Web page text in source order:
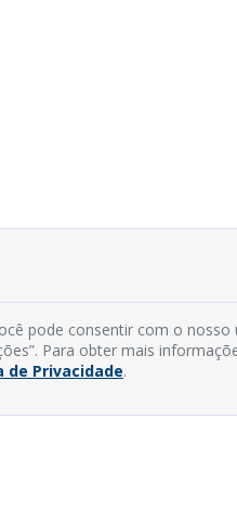
pode consentir com o nosso
Para obter mais
de Privacidade.